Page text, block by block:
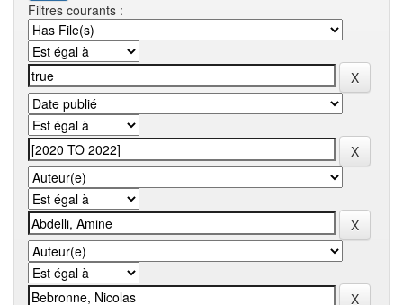
Filtres courants :